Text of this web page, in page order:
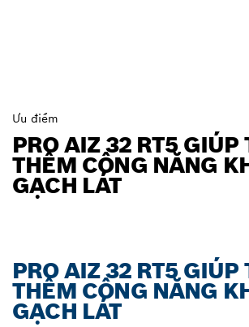
Ưu điểm
PRO AIZ 32 RT5 GIÚP
THÊM CÔNG NĂNG
GẠCH LÁT
PRO AIZ 32 RT5 GIÚP
THÊM CÔNG NĂNG
GẠCH LÁT